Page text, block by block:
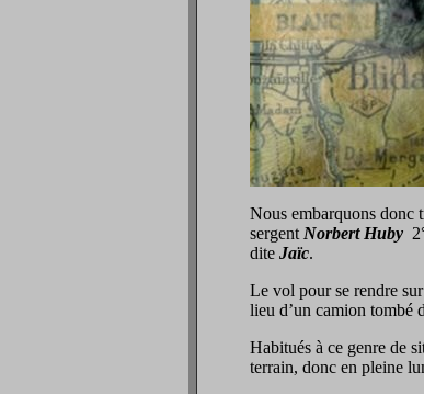
Nous embarquons donc
sergent Norbert Huby
dite Jaïc.
Le vol pour se rendre
lieu d’un camion tombé
Habitués à ce genre de
terrain, donc en pleine